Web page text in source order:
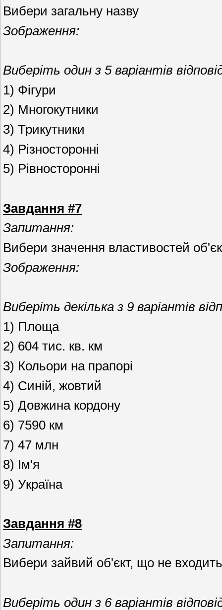
Вибери загальну назву
Зображення:
Виберіть один з 5 варіантів
1) Фігури
2) Многокутники
3) Трикутники
4) Різносторонні
5) Рівносторонні
Завдання #7
Запитання:
Вибери значення властивостей
Зображення:
Виберіть декілька з 9 варіантів
1) Площа
2) 604 тис. кв. км
3) Кольори на прапорі
4) Синій, жовтий
5) Довжина кордону
6) 7590 км
7) 47 млн
8) Ім'я
9) Україна
Завдання #8
Запитання:
Вибери зайвий об'єкт, що не
Виберіть один з 6 варіантів